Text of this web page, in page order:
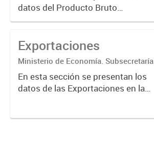
Estadística.
datos del Producto Bruto
Geográfico de la PBA
Exportaciones
Ministerio de Economía. Subsecretaría
de Coordinación Económica y
Estadística. Dirección Provincial de
Estadística.
En esta sección se presentan los
datos de las Exportaciones en la